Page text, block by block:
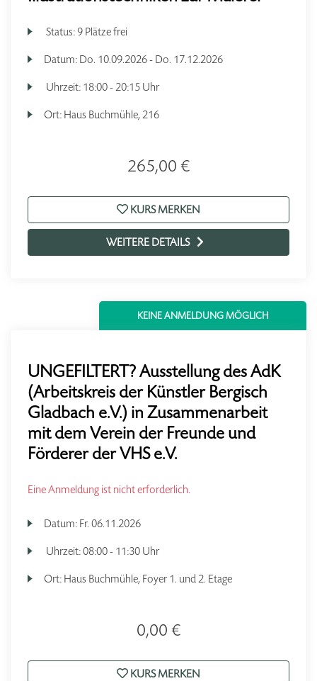
Status:9 Plätze frei
Datum: Do. 10.09.2026 - Do. 17.12.2026
Uhrzeit: 18:00 - 20:15 Uhr
Ort: Haus Buchmühle, 216
265,00 €
KURS MERKEN
WEITERE DETAILS
KEINE ANMELDUNG MÖGLICH
UNGEFILTERT? Ausstellung des AdK
(Arbeitskreis der Künstler Bergisch
Gladbach e.V.) in Zusammenarbeit
mit dem Verein der Freunde und
Förderer der VHS e.V.
Eine Anmeldung ist nicht erforderlich.
Datum: Fr. 06.11.2026
Uhrzeit:08:00 - 11:30 Uhr
Ort: Haus Buchmühle, Foyer 1. und 2. Etage
0,00 €
KURS MERKEN